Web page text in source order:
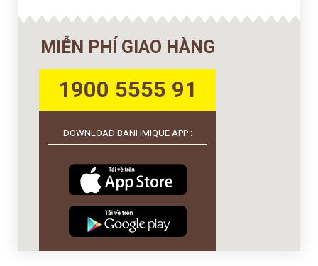
MIỄN PHÍ GIAO HÀNG
1900 5555 91
DOWNLOAD BANHMIQUE APP :